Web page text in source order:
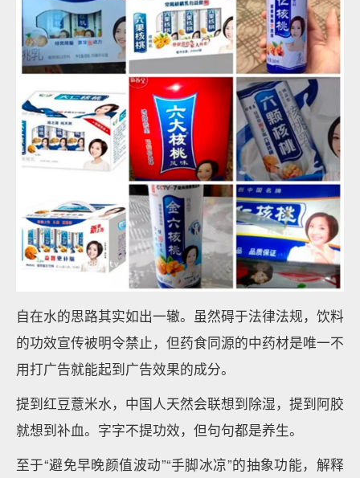
自在水的思路其实如出一辙。虽然碍于法律法规，饮料
的功效宣传被明令禁止，但药食同源的中药材是唯一不
用打广告就能起到广告效果的成分。
提到红豆薏米水，中国人天然会联想到除湿，提到阿胶
就想到补血。字字不提功效，但句句都是养生。
至于“避免早晚颜值波动”“手脚冰凉”的抽象功能，解释